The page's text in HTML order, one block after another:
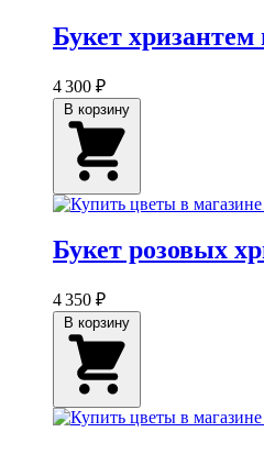
Букет
4 300 ₽
Букет розовых
4 350 ₽